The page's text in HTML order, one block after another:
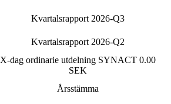
Kvartalsrapport 2026-Q3
Kvartalsrapport 2026-Q2
X-dag ordinarie utdelning SYNACT 0.00
SEK
Årsstämma